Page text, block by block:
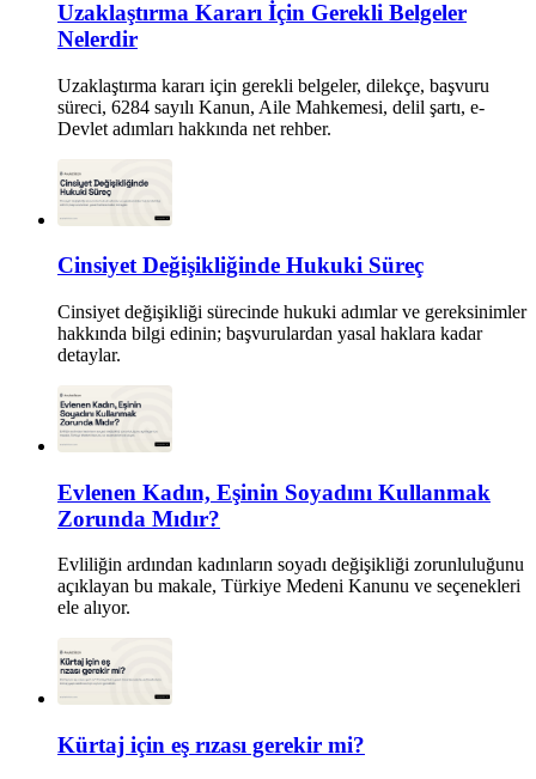
Uzaklaştırma Kararı İçin Gerekli Belgeler
Nelerdir
Uzaklaştırma kararı için gerekli belgeler, dilekçe, başvuru
süreci, 6284 sayılı Kanun, Aile Mahkemesi, delil şartı, e-
Devlet adımları hakkında net rehber.
Cinsiyet Değişikliğinde Hukuki Süreç
Cinsiyet değişikliği sürecinde hukuki adımlar ve gereksinimler
hakkında bilgi edinin; başvurulardan yasal haklara kadar
detaylar.
Evlenen Kadın, Eşinin Soyadını Kullanmak
Zorunda Mıdır?
Evliliğin ardından kadınların soyadı değişikliği zorunluluğunu
açıklayan bu makale, Türkiye Medeni Kanunu ve seçenekleri
ele alıyor.
Kürtaj için eş rızası gerekir mi?